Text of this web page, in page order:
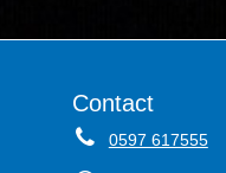
Contact
0597 617555